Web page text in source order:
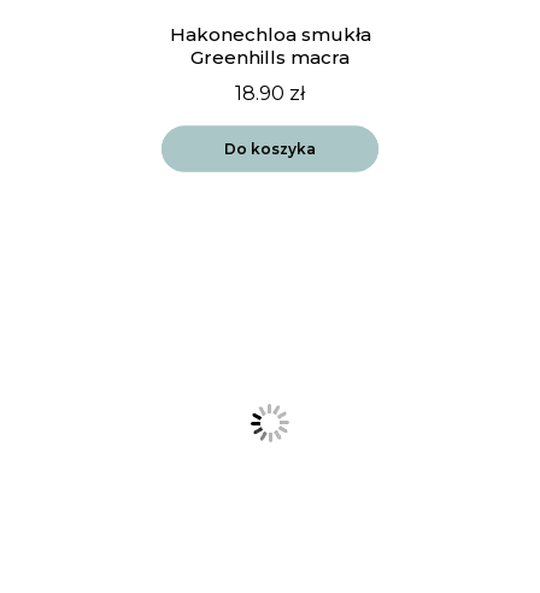
Hakonechloa smukła
Greenhills macra
18.90 zł
Do koszyka